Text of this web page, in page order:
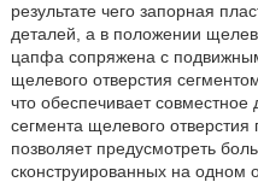
результате чего запорная
деталей, а в положении
цапфа сопряжена с
щелевого отверстия
что обеспечивает
сегмента щелевого
позволяет предусмотреть
сконструированных на одном